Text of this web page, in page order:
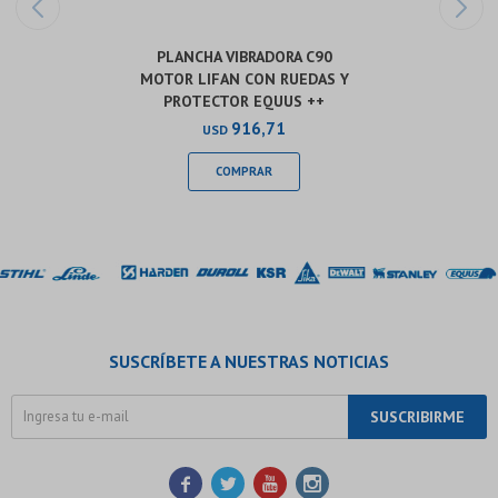
PLANCHA VIBRADORA C90
MOTOR LIFAN CON RUEDAS Y
PROTECTOR EQUUS ++
USD 916,71
SUSCRÍBETE A NUESTRAS NOTICIAS
SUSCRIBIRME
   